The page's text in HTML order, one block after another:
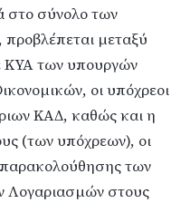
στο σύνολο των
προβλέπεται μεταξύ
ΚΥΑ των υπουργών
οι υπόχρεοι
ΚΑΔ, καθώς και η
(των υπόχρεων), οι
παρακολούθησης των
Λογαριασμών στους